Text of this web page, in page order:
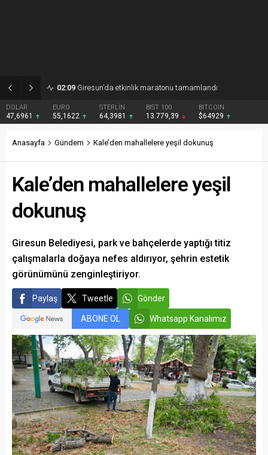
02:09 Giresun’da etkinlik maratonu tamamlandı
DOLAR
47,6961
EURO
55,1622
STERLİN
64,3981
BIST 100
13.779,39
BITCOIN
$64929
Anasayfa Gündem Kale’den mahallelere yeşil dokunuş
Kale’den mahallelere yeşil
dokunuş
Giresun Belediyesi, park ve bahçelerde yaptığı titiz
çalışmalarla doğaya nefes aldırıyor, şehrin estetik
görünümünü zenginleştiriyor.
Paylaş Tweetle Gönder
ABONE OL Whatsapp Kanalımız